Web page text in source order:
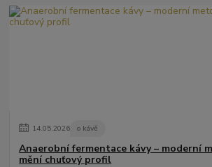
14.05.2026 o kávě
Anaerobní fermentace kávy – moderní
mění chuťový profil